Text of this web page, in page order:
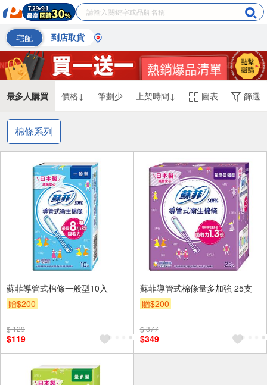
宅配 到店取貨
最多人購買 價格↓ 筆劃少 上架時間↓ 圖表 篩選
棉條系列
蘇菲導管式棉條一般型10入
贈$200
$ 129
$119
蘇菲導管式棉條量多加強 25支
贈$200
$ 377
$349